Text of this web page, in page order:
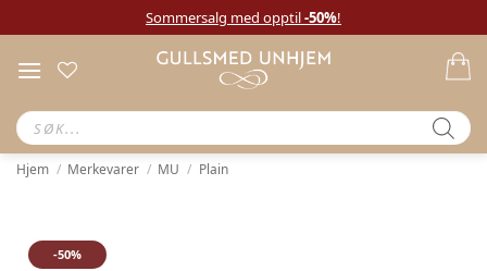
Sommersalg med opptil-50%!
Hjem / Merkevarer / MU / Plain
-50%